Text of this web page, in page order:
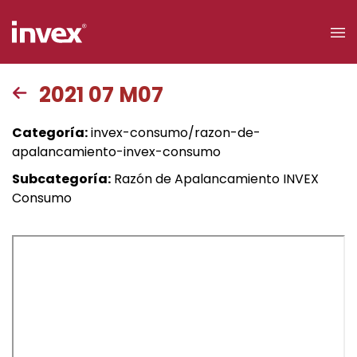
Acceso a
clientes
Buscar
2021 07 M07
Categoría:invex-consumo/razon-de-
apalancamiento-invex-consumo
Subcategoría: Razón de Apalancamiento INVEX
Consumo